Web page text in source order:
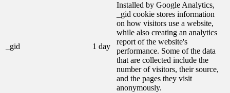
_gid 1 day
Installed by Google Analytics,
_gid cookie stores information
on how visitors use a website,
while also creating an analytics
report of the website's
performance. Some of the data
that are collected include the
number of visitors, their source,
and the pages they visit
anonymously.